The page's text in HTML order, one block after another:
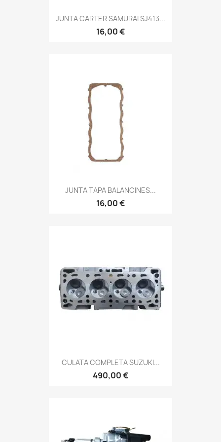
JUNTA CARTER SAMURAI SJ413...
16,00 €
JUNTA TAPA BALANCINES...
16,00 €
CULATA COMPLETA SUZUKI...
490,00 €